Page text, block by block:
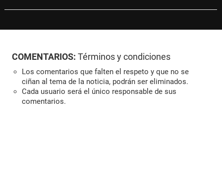
COMENTARIOS: Términos y condiciones
Los comentarios que falten el respeto y que no se
ciñan al tema de la noticia, podrán ser eliminados.
Cada usuario será el único responsable de sus
comentarios.